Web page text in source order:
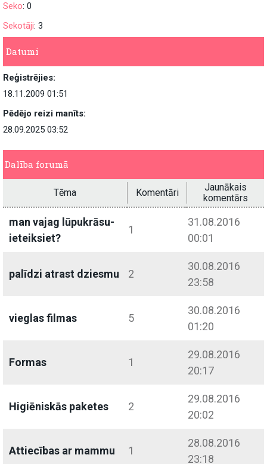
Seko: 0
Sekotāji: 3
Datumi
Reģistrējies:
18.11.2009 01:51
Pēdējo reizi manīts:
28.09.2025 03:52
Dalība forumā
Tēma Komentāri
Jaunākais
komentārs
man vajag lūpukrāsu-
ieteiksiet?
1
31.08.2016
00:01
palīdzi atrast dziesmu 2
30.08.2016
23:58
vieglas filmas 5
30.08.2016
01:20
Formas 1
29.08.2016
20:17
Higiēniskās paketes 2
29.08.2016
20:02
Attiecības ar mammu 1
28.08.2016
23:18